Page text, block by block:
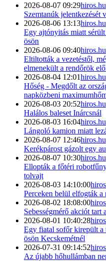
2026-08-07 09:29hiros.hu
Szemtanúk jelentkezését
2026-08-06 13:13hiros.hu
Egy ajtónyitás miatt
ösön
2026-08-06 09:40hiros.hu
Eltiltották a vezetéstől,
elmenekült a rendőrök
2026-08-04 12:01hiros.hu
Hőség - Megdőlt az
napközbeni
2026-08-03 20:52hiros.hu
Halálos baleset Inárcsnál
2026-08-03 16:04hiros.hu
Lángoló kamion miatt
2026-08-07 12:46hiros.hu
Kerékpárost gázolt egy
2026-08-07 10:30hiros.hu
Ellopták a főtéri
tolvajt
2026-08-03 14:10:00
Perceken belül elfogták
2026-08-02 18:08:00
Sebességmérő akciót tart
2026-08-01 10:40:28
Egy fiatal sofőr kirepült
ösön Kecskemétnél
2026-07-31 09:14:52
Az újabb hőhullámban